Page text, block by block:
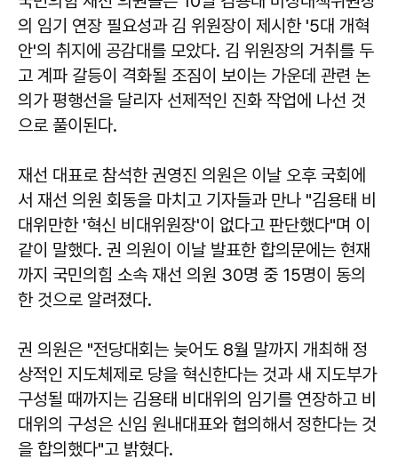
의 임기 연장 필요성과 김 위원장이 제시한 '5대 개혁
안'의 취지에 공감대를 모았다. 김 위원장의 거취를 두
고 계파 갈등이 격화될 조짐이 보이는 가운데 관련 논
의가 평행선을 달리자 선제적인 진화 작업에 나선 것
으로 풀이된다.
재선 대표로 참석한 권영진 의원은 이날 오후 국회에
서 재선 의원 회동을 마치고 기자들과 만나 "김용태 비
대위만한 '혁신 비대위원장'이 없다고 판단했다"며 이
같이 말했다. 권 의원이 이날 발표한 합의문에는 현재
까지 국민의힘 소속 재선 의원 30명 중 15명이 동의
한 것으로 알려졌다.
권 의원은 "전당대회는 늦어도 8월 말까지 개최해 정
상적인 지도체제로 당을 혁신한다는 것과 새 지도부가
구성될 때까지는 김용태 비대위의 임기를 연장하고 비
대위의 구성은 신임 원내대표와 협의해서 정한다는 것
을 합의했다"고 밝혔다.